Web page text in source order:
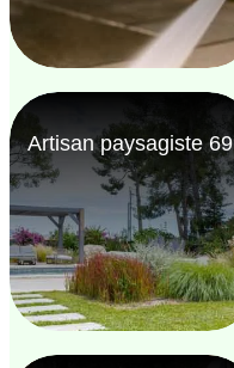
Artisan paysagiste 69